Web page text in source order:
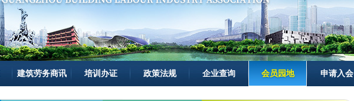
建筑劳务商讯 培训办证 政策法规 企业查询 会员园地 申请入会